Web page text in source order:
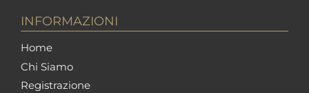
INFORMAZIONI
Home
Chi Siamo
Registrazione